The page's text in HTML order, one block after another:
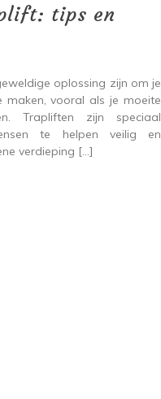
tips en
oplossing zijn om je
maken, vooral als je moeite
Trapliften zijn speciaal
te helpen veilig en
verdieping […]